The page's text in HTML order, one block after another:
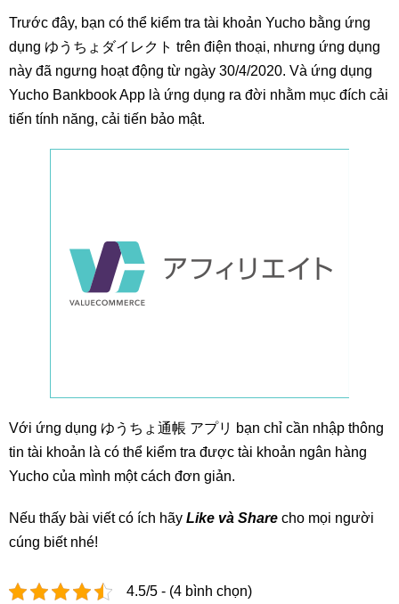
Trước đây, bạn có thể kiểm tra tài khoản Yucho bằng ứng
dụng ゆうちょダイレクト trên điện thoại, nhưng ứng dụng
này đã ngưng hoạt động từ ngày 30/4/2020. Và ứng dụng
Yucho Bankbook App là ứng dụng ra đời nhằm mục đích cải
tiến tính năng, cải tiến bảo mật.
Với ứng dụng ゆうちょ通帳 アプリ bạn chỉ cần nhập thông
tin tài khoản là có thể kiểm tra được tài khoản ngân hàng
Yucho của mình một cách đơn giản.
Nếu thấy bài viết có ích hãy Like và Share cho mọi người
cúng biết nhé!
4.5/5 - (4 bình chọn)